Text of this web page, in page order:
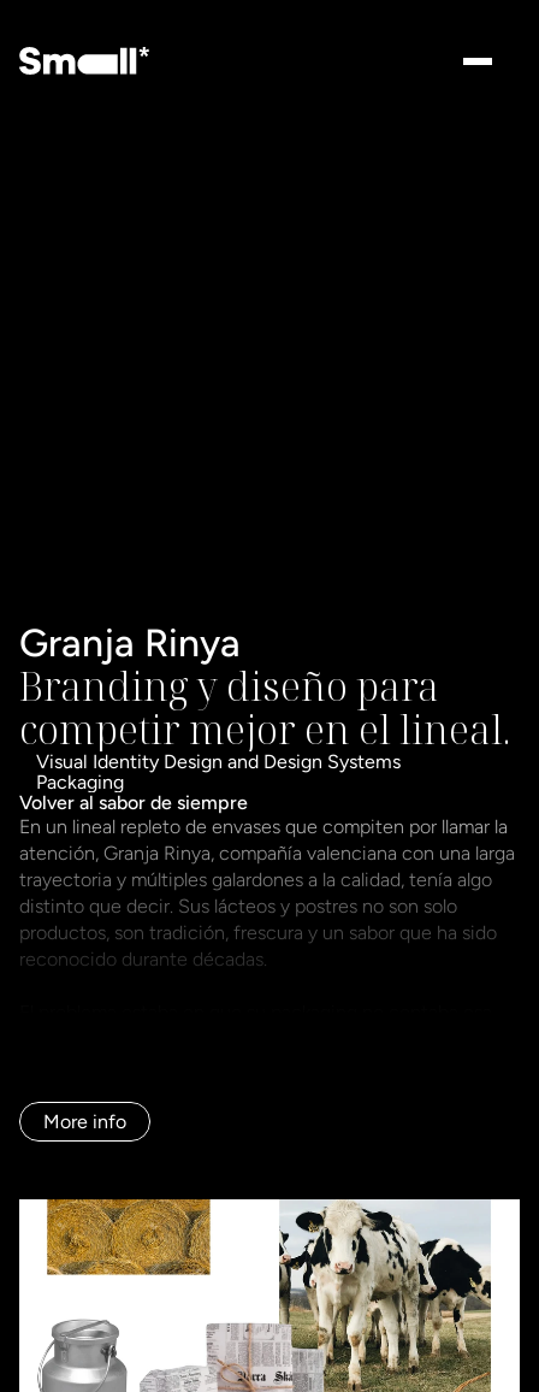
Granja Rinya
Branding y diseño para
competir mejor en el lineal.
Visual Identity Design and Design Systems
Packaging
Volver al sabor de siempre
En un lineal repleto de envases que compiten por llamar la
atención, Granja Rinya, compañía valenciana con una larga
trayectoria y múltiples galardones a la calidad, tenía algo
distinto que decir. Sus lácteos y postres no son solo
productos, son tradición, frescura y un sabor que ha sido
reconocido durante décadas.
siendo fiel a lo que siempre había sido.
marca «vuelve el sabor». La clave estaba en volver al
origen, en rescatar la memoria de lo artesanal: las lecheras
de aluminio, las recetas escritas a mano, el papel de
estraza… un imaginario que conectara con lo cercano y
que nos sirviera como punto de partida para diseñar un
sistema visual propio y reconocible.
More info